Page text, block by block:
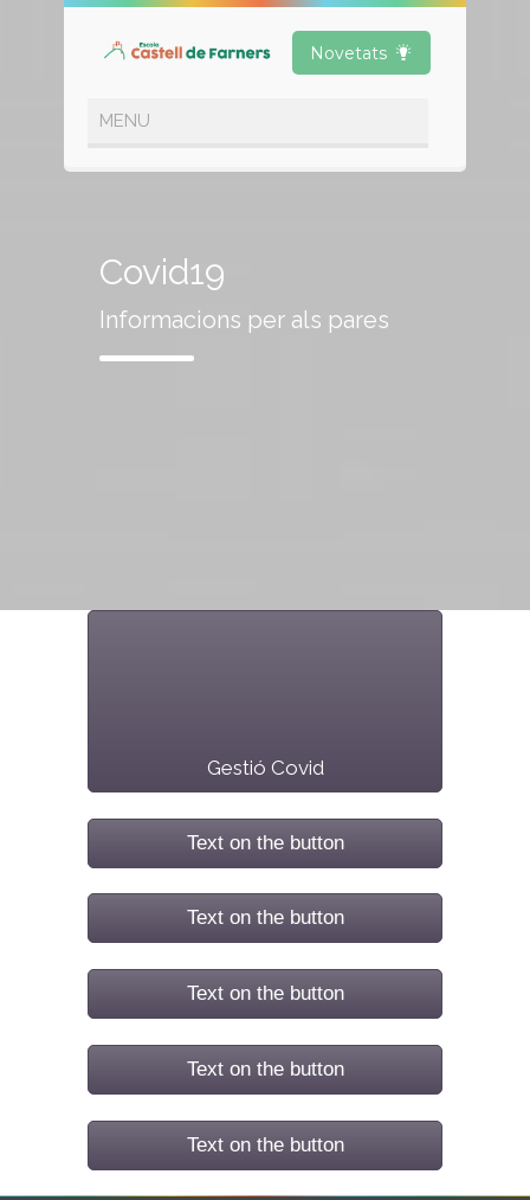
Novetats
Covid19
Informacions per als pares
Gestió Covid
Text on the button
Text on the button
Text on the button
Text on the button
Text on the button